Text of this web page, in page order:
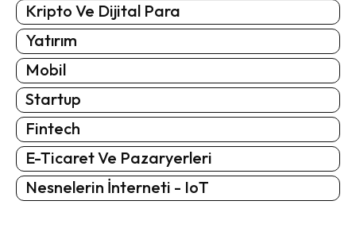
Kripto Ve Dijital Para
Yatırım
Mobil
Startup
Fintech
E-Ticaret Ve Pazaryerleri
Nesnelerin İnterneti - IoT